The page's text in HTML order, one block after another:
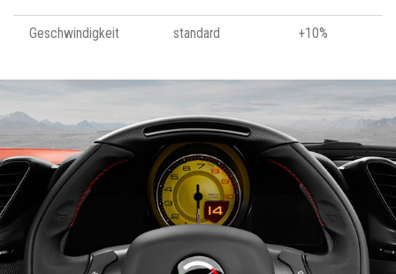
Geschwindigkeit standard +10%